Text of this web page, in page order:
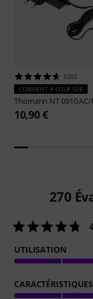
5293
CONVIENT À COUP SÛR
Thomann NT 0910 AC/
10,90 €
270
UTILISATION
CARACTÉRISTIQUES